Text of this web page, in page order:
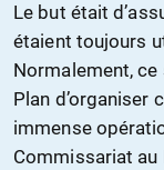
Le but était
étaient toujours
Normalement,
Plan d’organiser
immense
Commissariat au